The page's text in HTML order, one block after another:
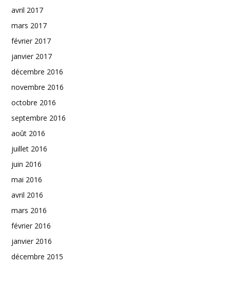
avril 2017
mars 2017
février 2017
janvier 2017
décembre 2016
novembre 2016
octobre 2016
septembre 2016
août 2016
juillet 2016
juin 2016
mai 2016
avril 2016
mars 2016
février 2016
janvier 2016
décembre 2015